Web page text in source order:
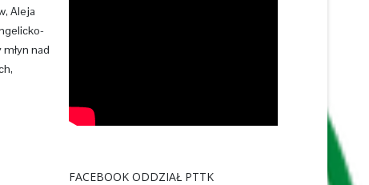
Aleja
nad
FACEBOOK ODDZIAŁ PTTK